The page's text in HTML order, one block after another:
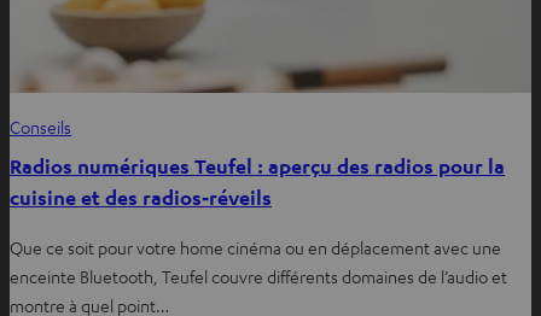
Conseils
Radios numériques Teufel : aperçu des radios pour la
cuisine et des radios‑réveils
Que ce soit pour votre home cinéma ou en déplacement avec une
enceinte Bluetooth, Teufel couvre différents domaines de l’audio et
montre à quel point…